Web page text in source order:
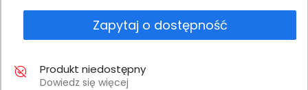
Zapytaj o dostępność
Produkt niedostępny
Dowiedz się więcej